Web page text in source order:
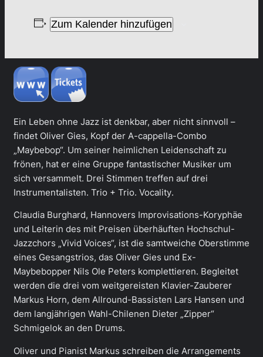
Zum Kalender hinzufügen
Ein Leben ohne Jazz ist denkbar, aber nicht sinnvoll –
findet Oliver Gies, Kopf der A-cappella-Combo
„Maybebop“. Um seiner heimlichen Leidenschaft zu
frönen, hat er eine Gruppe fantastischer Musiker um
sich versammelt. Drei Stimmen treffen auf drei
Instrumentalisten. Trio + Trio. Vocality.
Claudia Burghard, Hannovers Improvisations-Koryphäe
und Leiterin des mit Preisen überhäuften Hochschul-
Jazzchors „Vivid Voices“, ist die samtweiche Oberstimme
eines Gesangstrios, das Oliver Gies und Ex-
Maybebopper Nils Ole Peters komplettieren. Begleitet
werden die drei vom weitgereisten Klavier-Zauberer
Markus Horn, dem Allround-Bassisten Lars Hansen und
dem langjährigen Wahl-Chilenen Dieter „Zipper“
Schmigelok an den Drums.
Oliver und Pianist Markus schreiben die Arrangements